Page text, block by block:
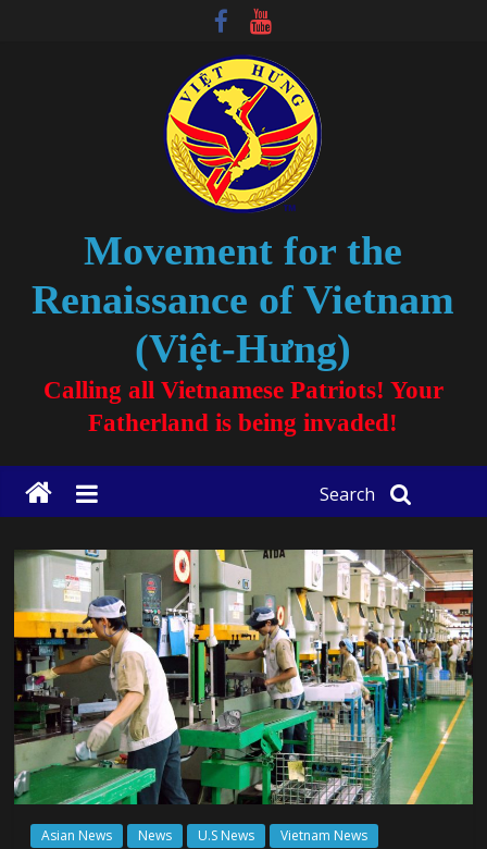
Movement for the
Renaissance of Vietnam
(Việt-Hưng)
Calling all Vietnamese Patriots! Your
Fatherland is being invaded!
Search
Asian News News U.S News Vietnam News